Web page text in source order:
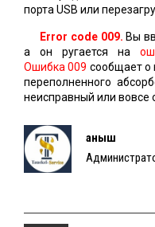
порта USB или
Error code 009. Вы
а он ругается на
Ошибка 009 сообщает о
переполненного
неисправный или вовсе
Қаныш